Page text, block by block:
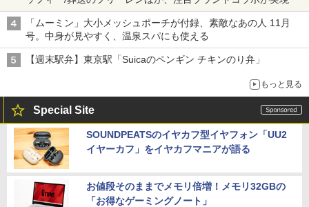
「ムーミン」大小メッシュポーチが付録、素敵なあの人 11月
号。中身が見やすく、温泉スパにも使える
【週末駅弁】東京駅「Suicaのペンギン チキンのり弁」
もっと見る
Special Site
SOUNDPEATSのイヤカフ型イヤフォン「UU2
イヤーカフ」をイヤカフマニアが語る
お値段そのままでメモリ倍増！メモリ32GBの
「お得なゲーミングノート」